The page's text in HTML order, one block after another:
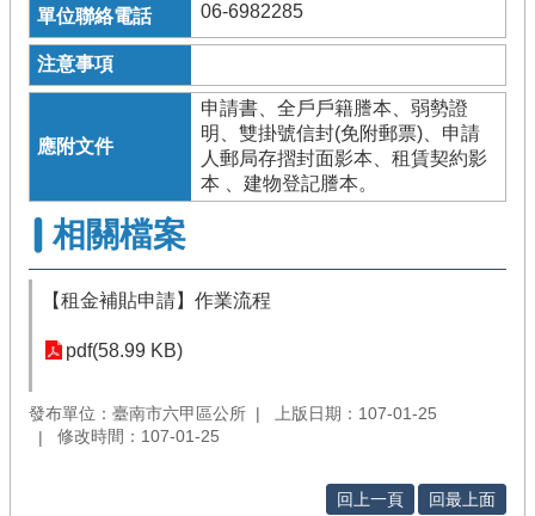
06-6982285
申請書、全戶戶籍謄本、弱勢證
明、雙掛號信封(免附郵票)、申請
人郵局存摺封面影本、租賃契約影
本 、建物登記謄本。
相關檔案
【租金補貼申請】作業流程
pdf(58.99 KB)
發布單位：臺南市六甲區公所
上版日期：107-01-25
修改時間：107-01-25
回上一頁 回最上面